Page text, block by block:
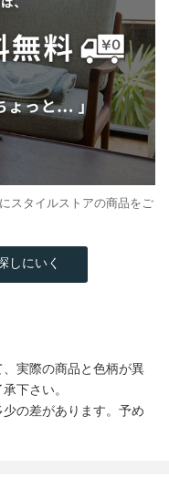
スタイルストアの商品をご
しにいく
、実際の商品と色柄が異
下さい。
の差があります。予め